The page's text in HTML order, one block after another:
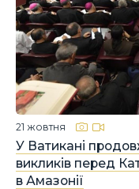
У Ватикані
викликів перед
в Амазонії
21 жовтня